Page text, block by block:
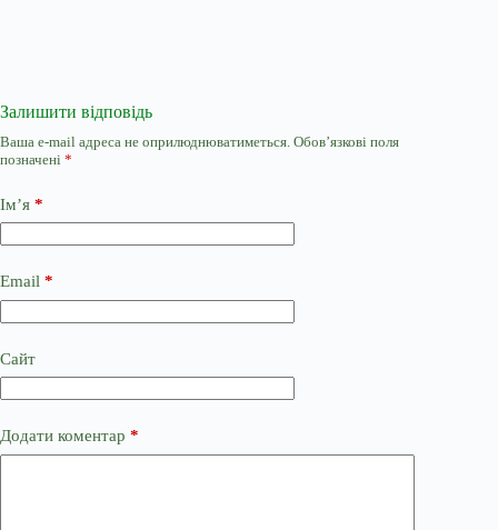
Залишити відповідь
Ваша e-mail адреса не оприлюднюватиметься. Обов’язкові поля
позначені *
Ім’я *
Email *
Сайт
Додати коментар *